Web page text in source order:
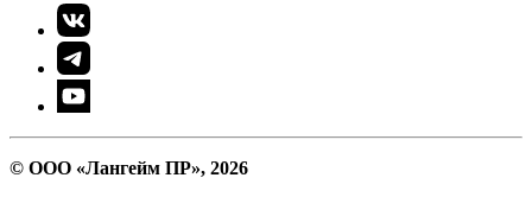
© ООО «Лангейм ПР», 2026